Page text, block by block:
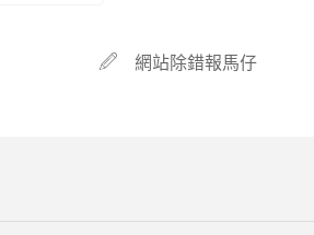
網站除錯報馬仔